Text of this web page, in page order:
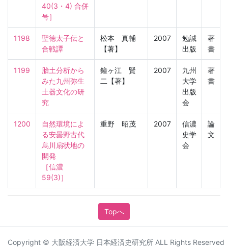
40(3・4) 合併
号］
1198
聖徳太子伝と
合戦譚
松本 真輔
【著】
2007
勉誠
出版
著
書
1199
胎土分析から
みた九州弥生
土器文化の研
究
鐘ヶ江 賢
二【著】
2007
九州
大学
出版
会
著
書
1200
自然環境によ
る安曇野古代
烏川扇状地の
開発
［信濃
59(3)］
重野 昭茂 2007
信濃
史学
会
論
文
Topへ
Copyright © 大阪経済大学 日本経済史研究所 ALL Rights Reserved